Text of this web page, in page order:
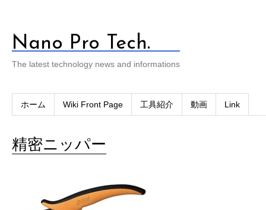
Nano Pro Tech.
The latest technology news and informations
ホーム Wiki Front Page 工具紹介 動画 Link
精密ニッパー